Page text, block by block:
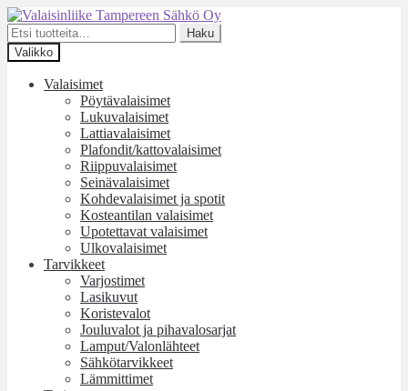
Siirry
navigointiin
Siirry
sisältöön
Etsi:
Haku
Valikko
Valaisimet
Pöytävalaisimet
Lukuvalaisimet
Lattiavalaisimet
Plafondit/kattovalaisimet
Riippuvalaisimet
Seinävalaisimet
Kohdevalaisimet ja spotit
Kosteantilan valaisimet
Upotettavat valaisimet
Ulkovalaisimet
Tarvikkeet
Varjostimet
Lasikuvut
Koristevalot
Jouluvalot ja pihavalosarjat
Lamput/Valonlähteet
Sähkötarvikkeet
Lämmittimet